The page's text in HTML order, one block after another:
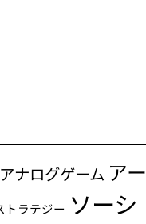
アナログゲーム アー
トラテジー ソーシ